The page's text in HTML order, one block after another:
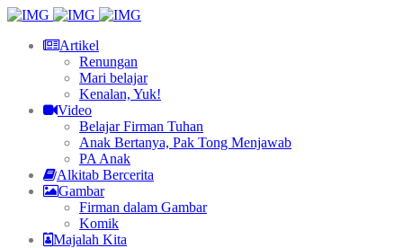
Artikel
Renungan
Mari belajar
Kenalan, Yuk!
Video
Belajar Firman Tuhan
Anak Bertanya, Pak Tong Menjawab
PA Anak
Alkitab Bercerita
Gambar
Firman dalam Gambar
Komik
Majalah Kita